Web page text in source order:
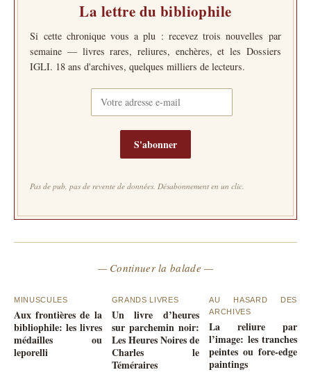
La lettre du bibliophile
Si cette chronique vous a plu : recevez trois nouvelles par
semaine — livres rares, reliures, enchères, et les Dossiers
IGLI. 18 ans d'archives, quelques milliers de lecteurs.
S'abonner
Pas de pub, pas de revente de données. Désabonnement en un clic.
— Continuer la balade —
MINUSCULES
Aux frontières de la
bibliophile: les livres
médailles ou
leporelli
GRANDS LIVRES
Un livre d’heures
sur parchemin noir:
Les Heures Noires de
Charles le
Téméraires
AU HASARD DES
ARCHIVES
La reliure par
l’image: les tranches
peintes ou fore-edge
paintings